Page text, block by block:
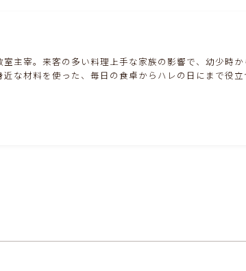
缶詰料理(ツナ・サバ・いわし・ホタテ貝柱・
コーン等)
室主宰。来客の多い料理上手な家族の影響で、幼少時
近な材料を使った、毎日の食卓からハレの日にまで役立